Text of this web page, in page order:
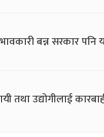
बन्न सरकार पनि
तथा उद्योगीलाई